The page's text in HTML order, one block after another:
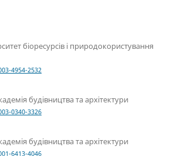
біоресурсів і природокористування
4954-2532
будівництва та архітектури
0340-3326
будівництва та архітектури
6413-4046